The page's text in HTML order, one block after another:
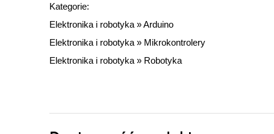
Kategorie:
Elektronika i robotyka »Arduino
Elektronika i robotyka » Mikrokontrolery
Elektronika i robotyka » Robotyka